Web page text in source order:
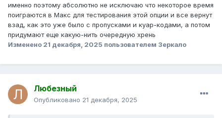
именно поэтому абсолютно не исключаю что некоторое время
поиграются в Макс для тестирования этой опции и все вернут
взад, как это уже было с пропусками и куар-кодами, а потом
придумают еще какую-нить очередную хрень
Изменено 21 декабря, 2025 пользователем Зеркало
Любезный
Опубликовано 21 декабря, 2025